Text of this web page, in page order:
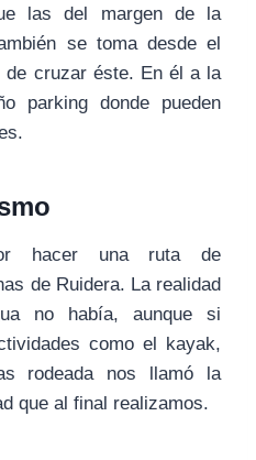
las del margen de la
se toma desde el
de cruzar éste. En él a la
parking donde pueden
hacer una ruta de
de Ruidera. La realidad
no había, aunque si
como el kayak,
rodeada nos llamó la
que al final realizamos.